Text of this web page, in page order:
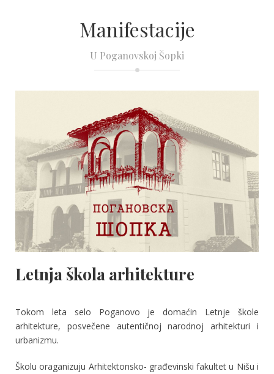
Manifestacije
U Poganovskoj Šopki
Letnja škola arhitekture
Tokom leta selo Poganovo je domaćin Letnje škole
arhitekture, posvečene autentičnoj narodnoj arhitekturi i
urbanizmu.
Školu oraganizuju Arhitektonsko- građevinski fakultet u Nišu i